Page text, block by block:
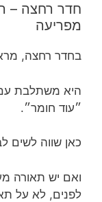
חדר רחצה –
מפריעה
בחדר רחצה,
היא משתלבת עם
״עוד חומר״.
כאן שווה לשים
ואם יש תאורה
לפנים, לא על